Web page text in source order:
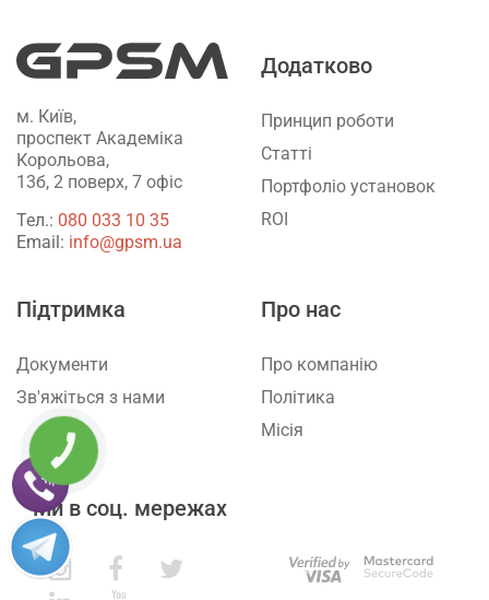
м. Київ,
проспект Академіка
Корольова,
13б, 2 поверх, 7 офіс
Тел.: ‎080 033 10 35
Email: info@gpsm.ua
Додатково
Принцип роботи
Статті
Портфоліо установок
ROI
Підтримка
Документи
Зв'яжіться з нами
Про нас
Про компанію
Політика
Місія
Ми в соц. мережах
КНОПКА
ЗВ'ЯЗКУ